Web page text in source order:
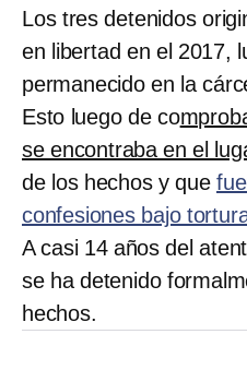
Los tres detenidos
en libertad en el 2017,
permanecido en la
Esto luego de co
se encontraba en el
de los hechos y que
confesiones bajo
A casi 14 años del
se ha detenido
hechos.